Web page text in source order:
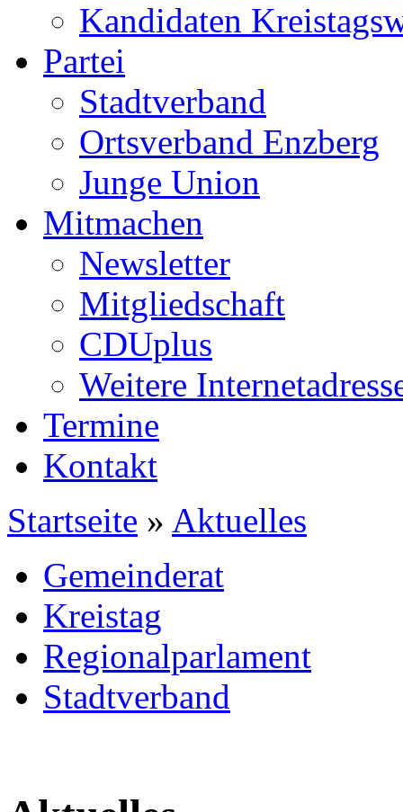
Kandidaten
Partei
Stadtverband
Ortsverband Enzberg
Junge Union
Mitmachen
Newsletter
Mitgliedschaft
CDUplus
Weitere
Termine
Kontakt
Startseite » Aktuelles
Gemeinderat
Kreistag
Regionalparlament
Stadtverband